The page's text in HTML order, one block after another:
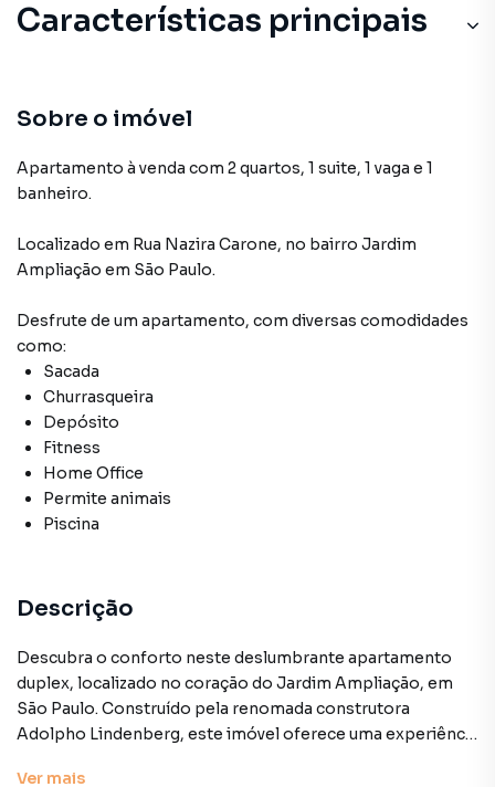
Características principais
Sobre o imóvel
Apartamento à venda com 2 quartos, 1 suite, 1 vaga e 1
banheiro.
Localizado em Rua Nazira Carone, no bairro Jardim
Ampliação em São Paulo.
Desfrute de um apartamento, com diversas comodidades
como:
Sacada
Churrasqueira
Depósito
Fitness
Home Office
Permite animais
Piscina
Descrição
Descubra o conforto neste deslumbrante apartamento
duplex, localizado no coração do Jardim Ampliação, em
São Paulo. Construído pela renomada construtora
Adolpho Lindenberg, este imóvel oferece uma experiência
Ver mais